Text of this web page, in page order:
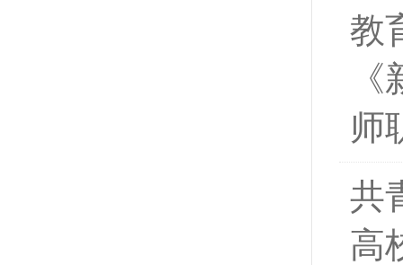
教
师
共
高